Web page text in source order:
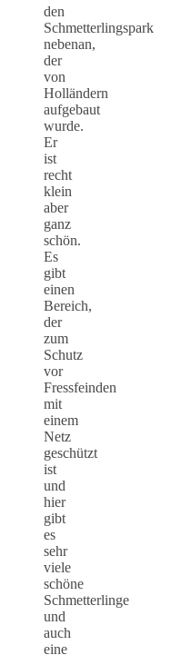
den
Schmetterlingspark
nebenan,
der
von
Holländern
aufgebaut
wurde.
Er
ist
recht
klein
aber
ganz
schön.
Es
gibt
einen
Bereich,
der
zum
Schutz
vor
Fressfeinden
mit
einem
Netz
geschützt
ist
und
hier
gibt
es
sehr
viele
schöne
Schmetterlinge
und
auch
eine